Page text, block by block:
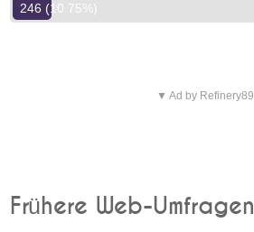
246 (10.75%)
▼ Ad by Refinery89
Frühere Web-Umfragen